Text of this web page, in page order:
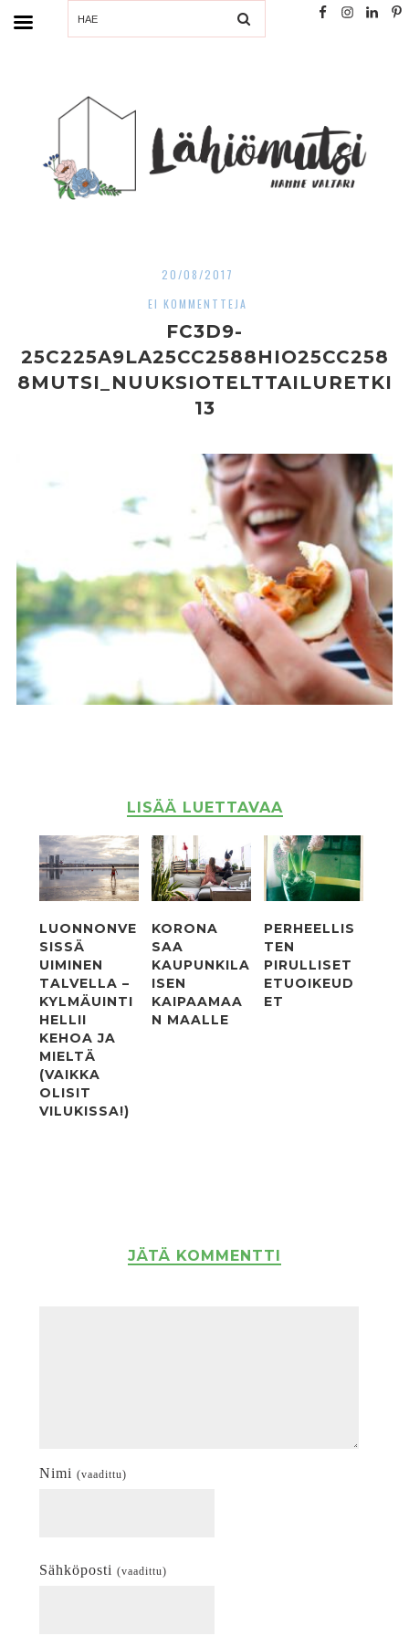
SEARCH
20/08/2017
EI KOMMENTTEJA
FC3D9-
25C225A9LA25CC2588HIO25CC258
8MUTSI_NUUKSIOTELTTAILURETKI
13
LISÄÄ LUETTAVAA
LUONNONVE
SISSÄ
UIMINEN
TALVELLA –
KYLMÄUINTI
HELLII
KEHOA JA
MIELTÄ
(VAIKKA
OLISIT
VILUKISSA!)
KORONA
SAA
KAUPUNKILA
ISEN
KAIPAAMAA
N MAALLE
PERHEELLIS
TEN
PIRULLISET
ETUOIKEUD
ET
JÄTÄ KOMMENTTI
Nimi (vaadittu)
Sähköposti (vaadittu)